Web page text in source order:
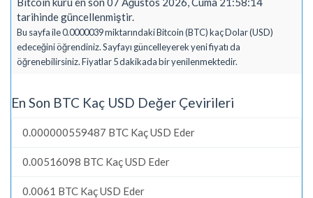
tarihinde güncellenmiştir.
Bu sayfa ile 0.0000039 miktarındaki Bitcoin (BTC) kaç Dolar (USD)
edeceğini öğrendiniz. Sayfayı güncelleyerek yeni fiyatı da
öğrenebilirsiniz. Fiyatlar 5 dakikada bir yenilenmektedir.
En Son BTC Kaç USD Değer Çevirileri
0.000000559487 BTC Kaç USD Eder
0.00516098 BTC Kaç USD Eder
0.0061 BTC Kaç USD Eder